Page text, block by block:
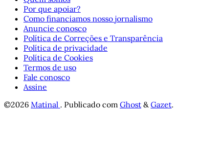
Por que apoiar?
Como financiamos nosso jornalismo
Anuncie conosco
Política de Correções e Transparência
Política de privacidade
Política de Cookies
Termos de uso
Fale conosco
Assine
©2026 Matinal . Publicado com Ghost & Gazet.